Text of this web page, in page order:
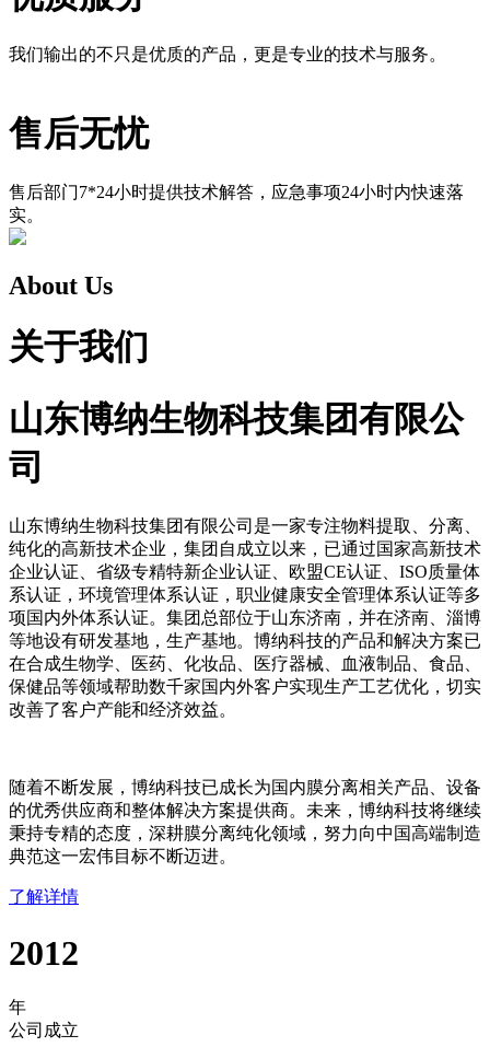
我们输出的不只是优质的产品，更是专业的技术与服务。
售后无忧
售后部门7*24小时提供技术解答，应急事项24小时内快速落
实。
About Us
关于我们
山东博纳生物科技集团有限公
司
山东博纳生物科技集团有限公司是一家专注物料提取、分离、
纯化的高新技术企业，集团自成立以来，已通过国家高新技术
企业认证、省级专精特新企业认证、欧盟CE认证、ISO质量体
系认证，环境管理体系认证，职业健康安全管理体系认证等多
项国内外体系认证。集团总部位于山东济南，并在济南、淄博
等地设有研发基地，生产基地。博纳科技的产品和解决方案已
在合成生物学、医药、化妆品、医疗器械、血液制品、食品、
保健品等领域帮助数千家国内外客户实现生产工艺优化，切实
改善了客户产能和经济效益。
随着不断发展，博纳科技已成长为国内膜分离相关产品、设备
的优秀供应商和整体解决方案提供商。未来，博纳科技将继续
秉持专精的态度，深耕膜分离纯化领域，努力向中国高端制造
典范这一宏伟目标不断迈进。
了解详情
2012
年
公司成立